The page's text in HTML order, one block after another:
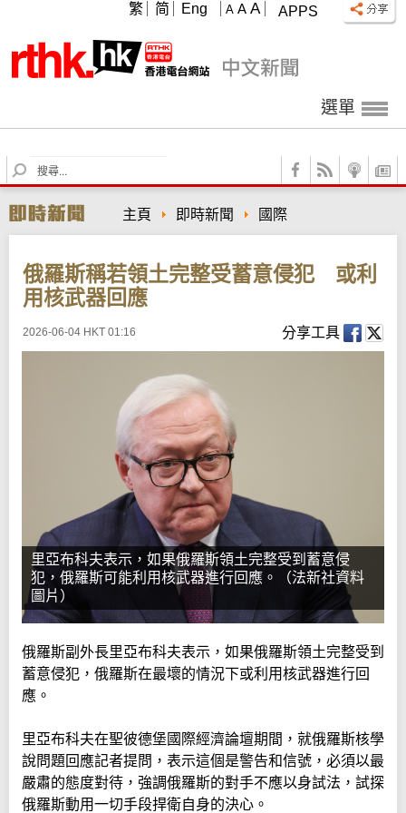
APPS
A A A
繁 简 Eng
選單
S
e
r
c
主頁 即時新聞 國際
俄羅斯稱若領土完整受蓄意侵犯 或利
用核武器回應
2026-06-04 HKT 01:16 分享工具
里亞布科夫表示，如果俄羅斯領土完整受到蓄意侵
犯，俄羅斯可能利用核武器進行回應。（法新社資料
圖片）
俄羅斯副外長里亞布科夫表示，如果俄羅斯領土完整受到
蓄意侵犯，俄羅斯在最壞的情況下或利用核武器進行回
應。
里亞布科夫在聖彼德堡國際經濟論壇期間，就俄羅斯核學
說問題回應記者提問，表示這個是警告和信號，必須以最
嚴肅的態度對待，強調俄羅斯的對手不應以身試法，試探
俄羅斯動用一切手段捍衛自身的決心。